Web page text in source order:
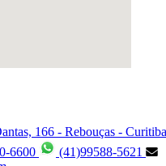
166 - Rebouças -
6600
(41)99588-5621